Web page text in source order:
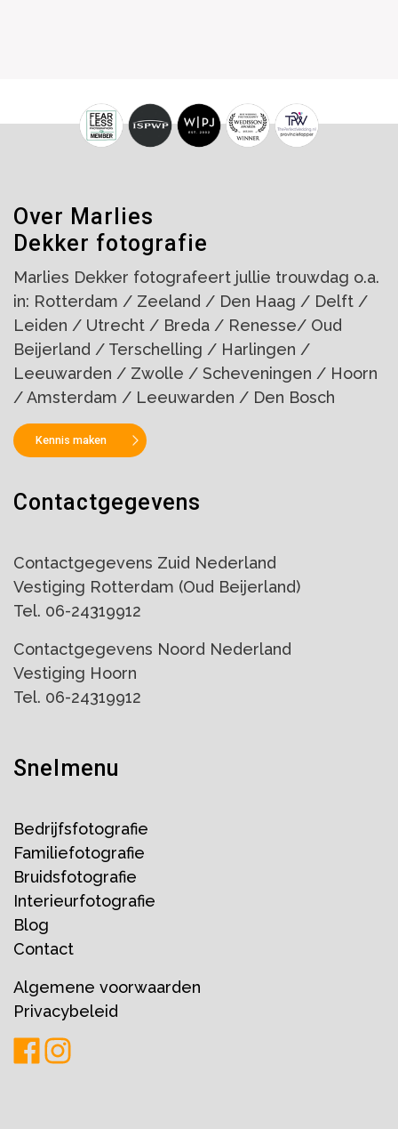
Over Marlies
Dekker fotografie
Marlies Dekker fotografeert jullie trouwdag o.a.
in: Rotterdam / Zeeland / Den Haag / Delft /
Leiden / Utrecht / Breda / Renesse/ Oud
Beijerland / Terschelling / Harlingen /
Leeuwarden / Zwolle / Scheveningen / Hoorn
/ Amsterdam / Leeuwarden / Den Bosch
Kennis maken
Contactgegevens
Contactgegevens Zuid Nederland
Vestiging Rotterdam (Oud Beijerland)
Tel. 06-24319912
Contactgegevens Noord Nederland
Vestiging Hoorn
Tel. 06-24319912
Snelmenu
Bedrijfsfotografie
Familiefotografie
Bruidsfotografie
Interieurfotografie
Blog
Contact
Algemene voorwaarden
Privacybeleid